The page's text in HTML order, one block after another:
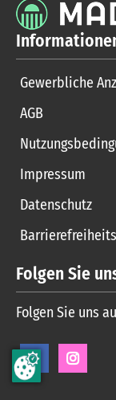
Gewerbliche
AGB
Impressum
Datenschutz
Folgen Sie
Folgen Sie uns